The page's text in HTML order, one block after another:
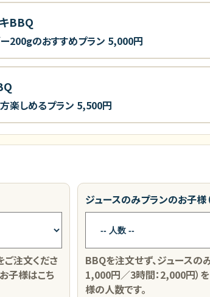
BBQ
200gのおすすめプラン 5,000円
楽しめるプラン 5,500円
注文くださ
子様はこち
ジュースのみプランのお子様
BBQを注文せず、ジュースの
1,000円／3時間：2,000円）
様の人数です。